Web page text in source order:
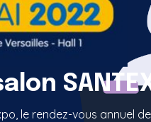
le rendez-vous annuel de